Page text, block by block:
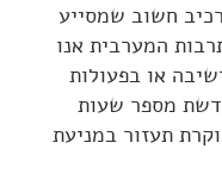
חשוב שמסייע
המערבית אנו
או בפעולות
מספר שעות
תעזור במניעת